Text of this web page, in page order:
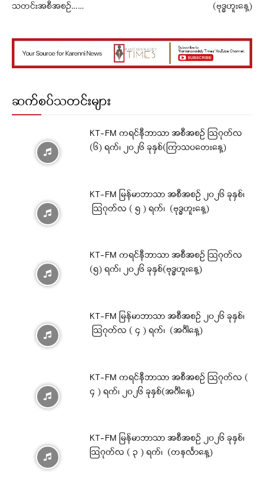
သတင်းအစီအစဉ်……
(‌ဗုဒ္ဓဟူးနေ့)
ဆက်စပ်သတင်းများ
KT-FM ကရင်နီဘာသာ အစီအစဉ် ဩဂုတ်လ
(၆) ရက်၊ ၂၀၂၆ ခုနှစ်(ကြာသပတေးနေ့)
KT-FM မြန်မာဘာသာ အစီအစဉ် ၂၀၂၆ ခုနှစ်၊
ဩဂုတ်လ ( ၅ ) ရက်၊ (ဗုဒ္ဓဟူးနေ့)
KT-FM ကရင်နီဘာသာ အစီအစဉ် ဩဂုတ်လ
(၅) ရက်၊ ၂၀၂၆ ခုနှစ်(ဗုဒ္ဓဟူးနေ့)
KT-FM မြန်မာဘာသာ အစီအစဉ် ၂၀၂၆ ခုနှစ်၊
ဩဂုတ်လ ( ၄ ) ရက်၊ (အင်္ဂါနေ့)
KT-FM ကရင်နီဘာသာ အစီအစဉ် ဩဂုတ်လ (
၄ ) ရက်၊ ၂၀၂၆ ခုနှစ်(အင်္ဂါနေ့)
KT-FM မြန်မာဘာသာ အစီအစဉ် ၂၀၂၆ ခုနှစ်၊
ဩဂုတ်လ ( ၃ ) ရက်၊ (တနင်္လာနေ့)